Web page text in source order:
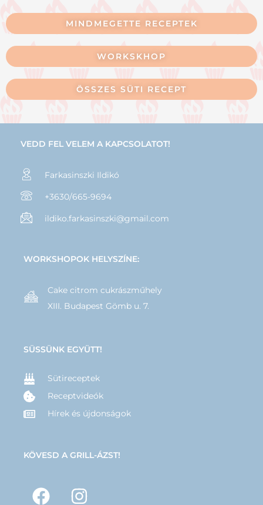
MINDMEGETTE RECEPTEK
WORKSKHOP
ÖSSZES SÜTI RECEPT
VEDD FEL VELEM A KAPCSOLATOT!
Farkasinszki Ildikó
+3630/665-9694
ildiko.farkasinszki@gmail.com
WORKSHOPOK HELYSZÍNE:
Cake citrom cukrászműhely
XIII. Budapest Gömb u. 7.
SÜSSÜNK EGYÜTT!
Sütireceptek
Receptvideók
Hírek és újdonságok
KÖVESD A GRILL-ÁZST!